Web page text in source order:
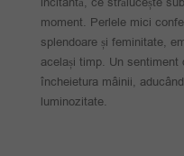
moment. Perlele mici
splendoare și feminitate,
același timp. Un sentiment
încheietura mâinii,
luminozitate.